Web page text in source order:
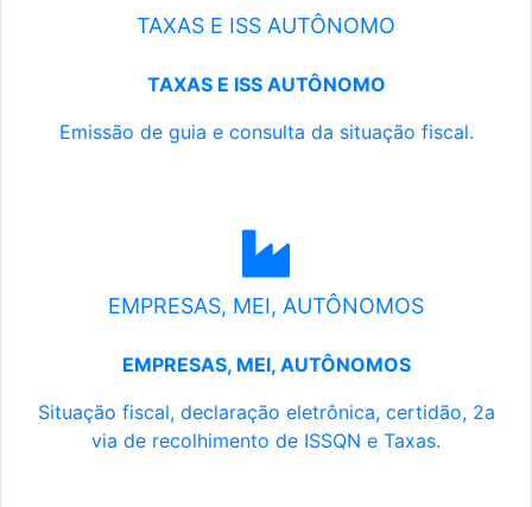
TAXAS E ISS AUTÔNOMO
TAXAS E ISS AUTÔNOMO
Emissão de guia e consulta da situação fiscal.
EMPRESAS, MEI, AUTÔNOMOS
EMPRESAS, MEI, AUTÔNOMOS
Situação fiscal, declaração eletrônica, certidão, 2a
via de recolhimento de ISSQN e Taxas.